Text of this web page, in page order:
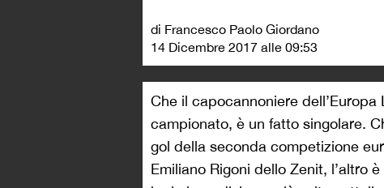
di Francesco Paolo Giordano
14 Dicembre 2017 alle 09:53
Che il capocannoniere
campionato, è un fatto singolare.
gol della seconda competizione
Emiliano Rigoni dello Zenit, l’altro